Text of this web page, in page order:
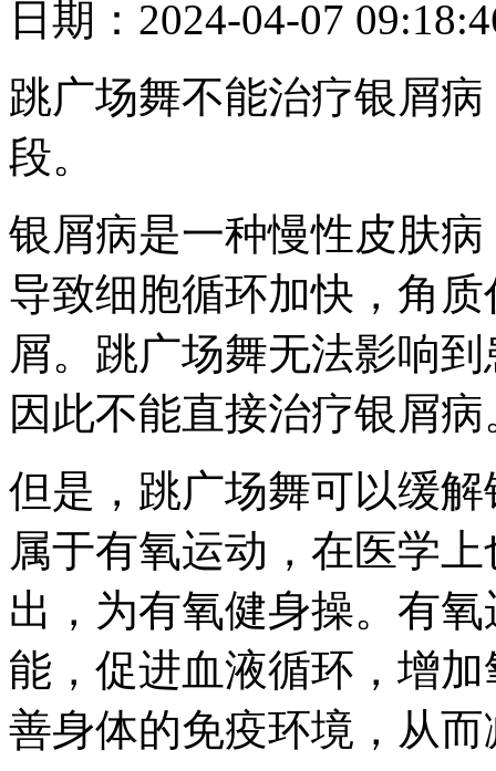
日期：2024-04-07
跳广场舞不能治疗银屑
段。
银屑病是一种慢性皮肤
导致细胞循环加快，角
屑。跳广场舞无法影响
因此不能直接治疗银屑病
但是，跳广场舞可以缓
属于有氧运动，在医学
出，为有氧健身操。有
能，促进血液循环，增
善身体的免疫环境，从